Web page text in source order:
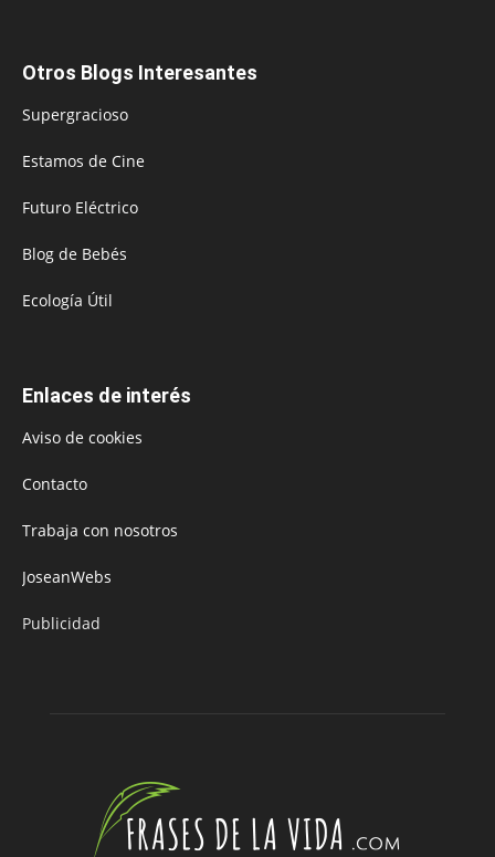
Otros Blogs Interesantes
Supergracioso
Estamos de Cine
Futuro Eléctrico
Blog de Bebés
Ecología Útil
Enlaces de interés
Aviso de cookies
Contacto
Trabaja con nosotros
JoseanWebs
Publicidad